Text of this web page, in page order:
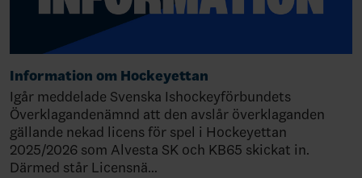
Information om Hockeyettan
Igår meddelade Svenska Ishockeyförbundets
Överklagandenämnd att den avslår överklaganden
gällande nekad licens för spel i Hockeyettan
2025/2026 som Alvesta SK och KB65 skickat in.
Därmed står Licensnä…